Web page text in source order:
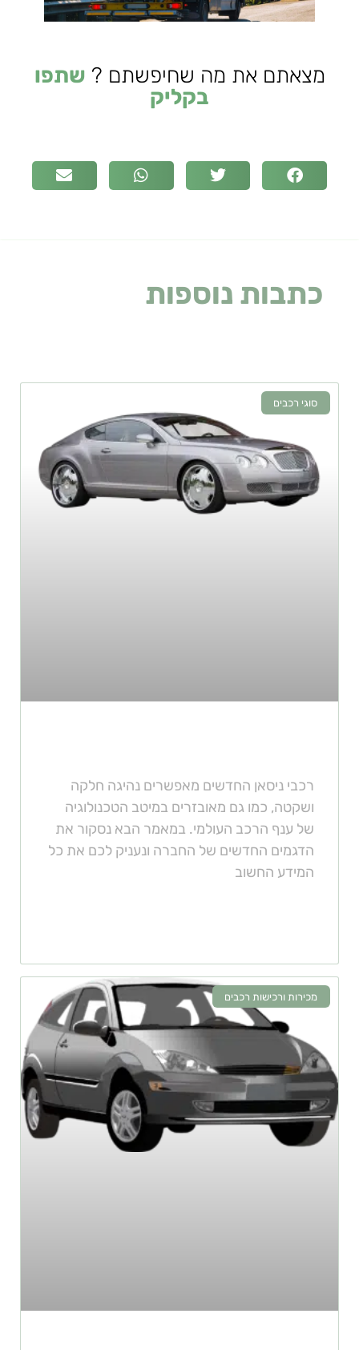
מצאתם את מה שחיפשתם ? שתפו
בקליק
כתבות נוספות
סוגי רכבים
רכבי ניסאן החדשים מאפשרים נהיגה חלקה
ושקטה, כמו גם מאובזרים במיטב הטכנולוגיה
של ענף הרכב העולמי. במאמר הבא נסקור את
הדגמים החדשים של החברה ונעניק לכם את כל
המידע החשוב
מכירות ורכישות רכבים